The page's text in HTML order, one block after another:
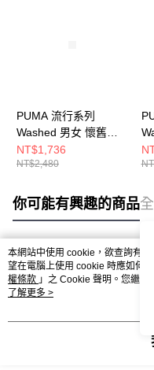
PUMA 流行系列
Washed 男女 懷舊外
套 63527480
NT$1,736
NT$2,480
你可能有興趣的商品
熱門標籤
本網站中使用 cookie，欲查詢有關
望在電腦上使用 cookie 時應如何
權條款 」之 Cookie 聲明。您繼
用條款之 Cookie 聲明使用 cookie。
了解更多 >